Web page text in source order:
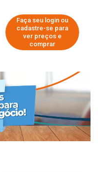
Faça seu login ou
cadastre-se para
ver preços e
comprar